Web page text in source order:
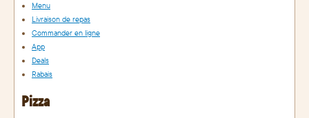
Menu
Livraison de repas
Commander en ligne
App
Deals
Rabais
Pizza